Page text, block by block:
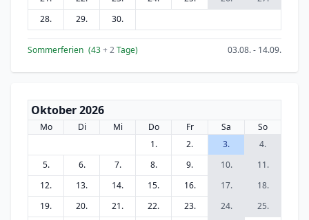
28.
29. 30.
Sommerferien (43+ 2Tage) 03.08. - 14.09.
Oktober 2026
Mo Di Mi Do Fr Sa
So
1.
2. 3.
4.
5.
6. 7. 8. 9. 10.
11.
12.
13. 14. 15. 16. 17.
18.
19.
20. 21. 22. 23. 24.
25.